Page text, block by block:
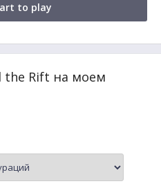
to play
the Rift на моем